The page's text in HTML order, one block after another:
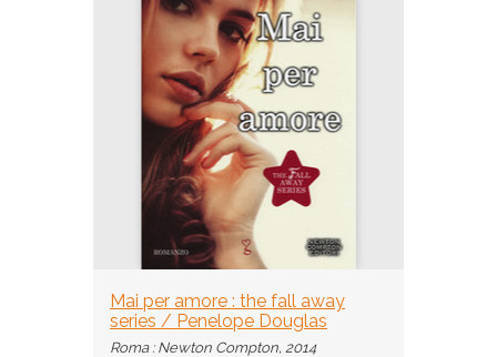
Mai per amore : the fall away
series / Penelope Douglas
Roma : Newton Compton, 2014